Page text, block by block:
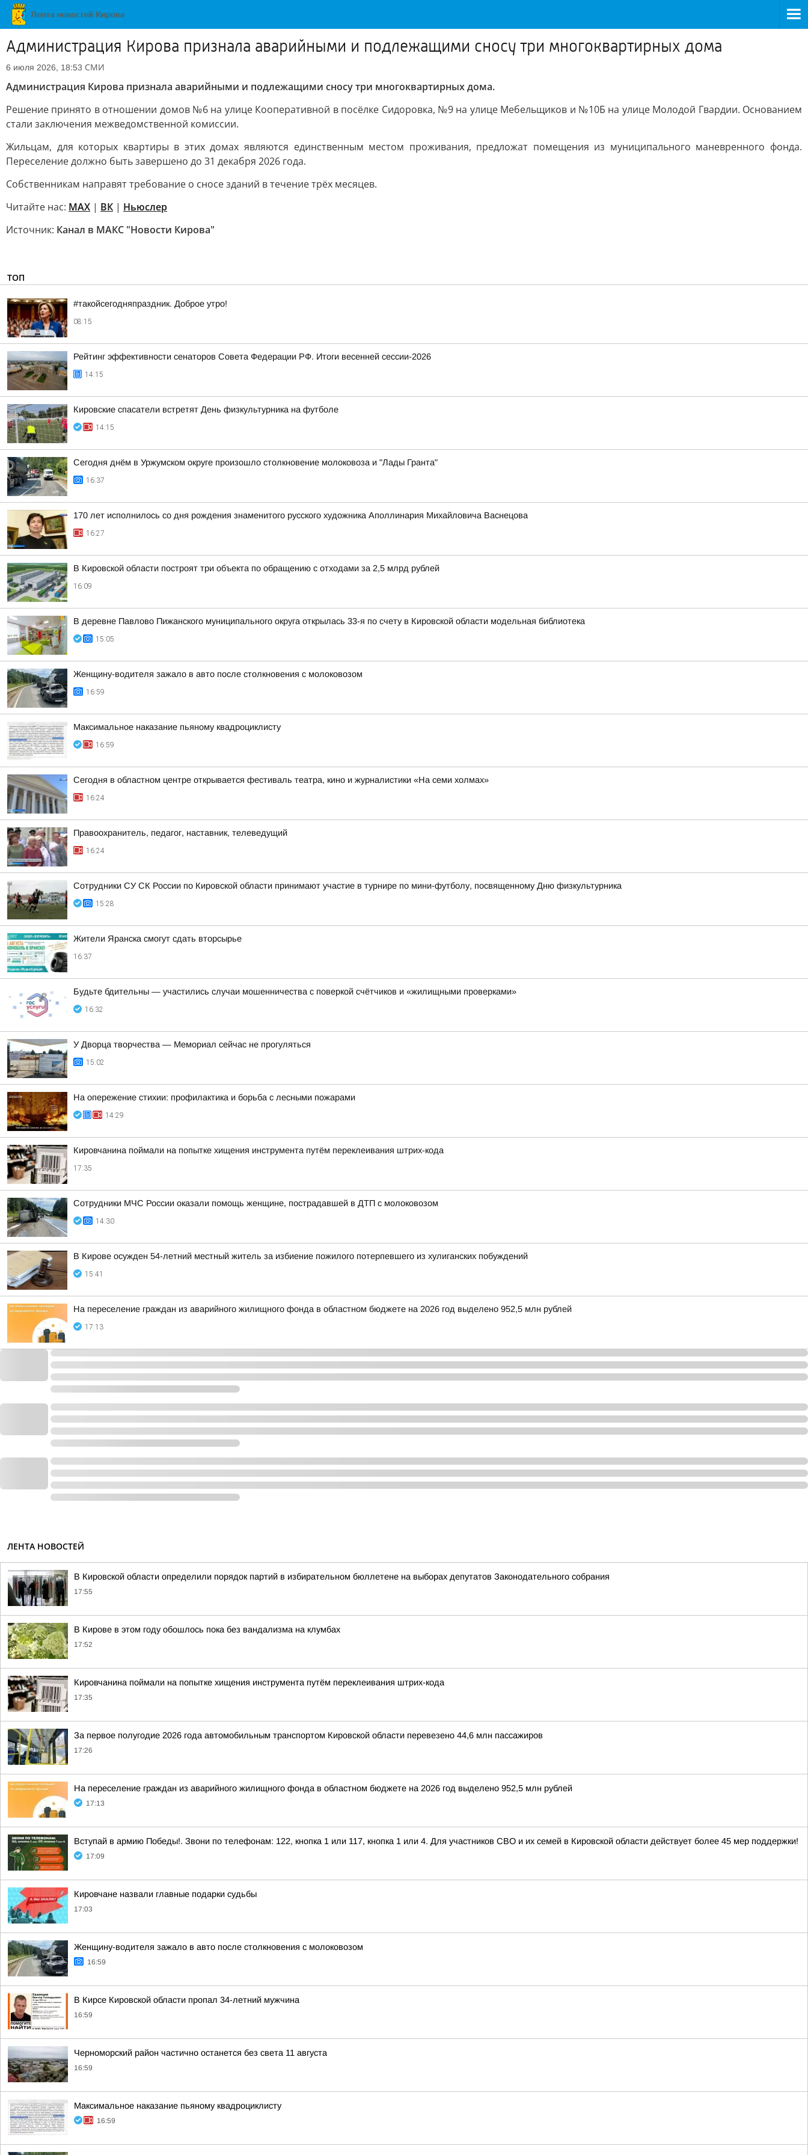
Администрация Кирова признала аварийными и подлежащими сносу три многоквартирных дома
6 июля 2026, 18:53 СМИ
Администрация Кирова признала аварийными и подлежащими сносу три многоквартирных дома.
Решение принято в отношении домов №6 на улице Кооперативной в посёлке Сидоровка, №9 на улице Мебельщиков и №10Б на улице Молодой Гвардии. Основанием
стали заключения межведомственной комиссии.
Жильцам, для которых квартиры в этих домах являются единственным местом проживания, предложат помещения из муниципального маневренного фонда.
Переселение должно быть завершено до 31 декабря 2026 года.
Собственникам направят требование о сносе зданий в течение трёх месяцев.
Читайте нас: MAX | ВК | Ньюслер
Источник: Канал в МАКС "Новости Кирова"
ТОП
#такойсегодняпраздник. Доброе утро!
08:15
Рейтинг эффективности сенаторов Совета Федерации РФ. Итоги весенней сессии-2026
14:15
Кировские спасатели встретят День физкультурника на футболе
14:15
Сегодня днём в Уржумском округе произошло столкновение молоковоза и "Лады Гранта"
16:37
170 лет исполнилось со дня рождения знаменитого русского художника Аполлинария Михайловича Васнецова
16:27
В Кировской области построят три объекта по обращению с отходами за 2,5 млрд рублей
16:09
В деревне Павлово Пижанского муниципального округа открылась 33-я по счету в Кировской области модельная библиотека
15:05
Женщину-водителя зажало в авто после столкновения с молоковозом
16:59
Максимальное наказание пьяному квадроциклисту
16:59
Сегодня в областном центре открывается фестиваль театра, кино и журналистики «На семи холмах»
16:24
Правоохранитель, педагог, наставник, телеведущий
16:24
Сотрудники СУ СК России по Кировской области принимают участие в турнире по мини-футболу, посвященному Дню физкультурника
15:28
Жители Яранска смогут сдать вторсырье
16:37
Будьте бдительны — участились случаи мошенничества с поверкой счётчиков и «жилищными проверками»
16:32
У Дворца творчества — Мемориал сейчас не прогуляться
15:02
На опережение стихии: профилактика и борьба с лесными пожарами
14:29
Кировчанина поймали на попытке хищения инструмента путём переклеивания штрих-кода
17:35
Сотрудники МЧС России оказали помощь женщине, пострадавшей в ДТП с молоковозом
14:30
В Кирове осужден 54-летний местный житель за избиение пожилого потерпевшего из хулиганских побуждений
15:41
На переселение граждан из аварийного жилищного фонда в областном бюджете на 2026 год выделено 952,5 млн рублей
17:13
ЛЕНТА НОВОСТЕЙ
В Кировской области определили порядок партий в избирательном бюллетене на выборах депутатов Законодательного собрания
17:55
В Кирове в этом году обошлось пока без вандализма на клумбах
17:52
Кировчанина поймали на попытке хищения инструмента путём переклеивания штрих-кода
17:35
За первое полугодие 2026 года автомобильным транспортом Кировской области перевезено 44,6 млн пассажиров
17:26
На переселение граждан из аварийного жилищного фонда в областном бюджете на 2026 год выделено 952,5 млн рублей
17:13
Вступай в армию Победы!. Звони по телефонам: 122, кнопка 1 или 117, кнопка 1 или 4. Для участников СВО и их семей в Кировской области действует более 45 мер поддержки!
17:09
Кировчане назвали главные подарки судьбы
17:03
Женщину-водителя зажало в авто после столкновения с молоковозом
16:59
В Кирсе Кировской области пропал 34-летний мужчина
16:59
Черноморский район частично останется без света 11 августа
16:59
Максимальное наказание пьяному квадроциклисту
16:59